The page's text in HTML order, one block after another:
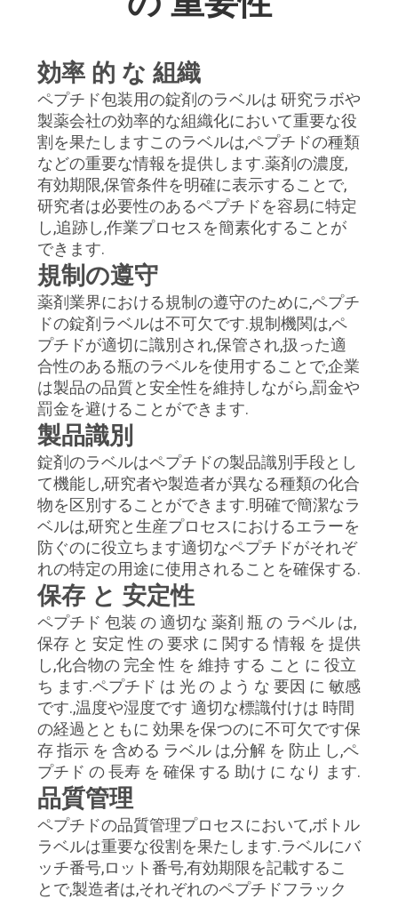
効率 的 な 組織
ペプチド包装用の錠剤のラベルは 研究ラボや
製薬会社の効率的な組織化において重要な役
割を果たしますこのラベルは,ペプチドの種類
などの重要な情報を提供します.薬剤の濃度,
有効期限,保管条件を明確に表示することで,
研究者は必要性のあるペプチドを容易に特定
し,追跡し,作業プロセスを簡素化することが
できます.
規制の遵守
薬剤業界における規制の遵守のために,ペプチ
ドの錠剤ラベルは不可欠です.規制機関は,ペ
プチドが適切に識別され,保管され,扱った適
合性のある瓶のラベルを使用することで,企業
は製品の品質と安全性を維持しながら,罰金や
罰金を避けることができます.
製品識別
錠剤のラベルはペプチドの製品識別手段とし
て機能し,研究者や製造者が異なる種類の化合
物を区別することができます.明確で簡潔なラ
ベルは,研究と生産プロセスにおけるエラーを
防ぐのに役立ちます適切なペプチドがそれぞ
れの特定の用途に使用されることを確保する.
保存 と 安定性
ペプチド 包装 の 適切な 薬剤 瓶 の ラベル は,
保存 と 安定 性 の 要求 に 関する 情報 を 提供
し,化合物の 完全 性 を 維持 する こと に 役立
ち ます.ペプチド は 光 の よう な 要因 に 敏感
です.,温度や湿度です 適切な標識付けは 時間
の経過とともに 効果を保つのに不可欠です保
存 指示 を 含める ラベル は,分解 を 防止 し,ペ
プチド の 長寿 を 確保 する 助け に なり ます.
品質管理
ペプチドの品質管理プロセスにおいて,ボトル
ラベルは重要な役割を果たします.ラベルにバ
ッチ番号,ロット番号,有効期限を記載するこ
とで,製造者は,それぞれのペプチドフラック